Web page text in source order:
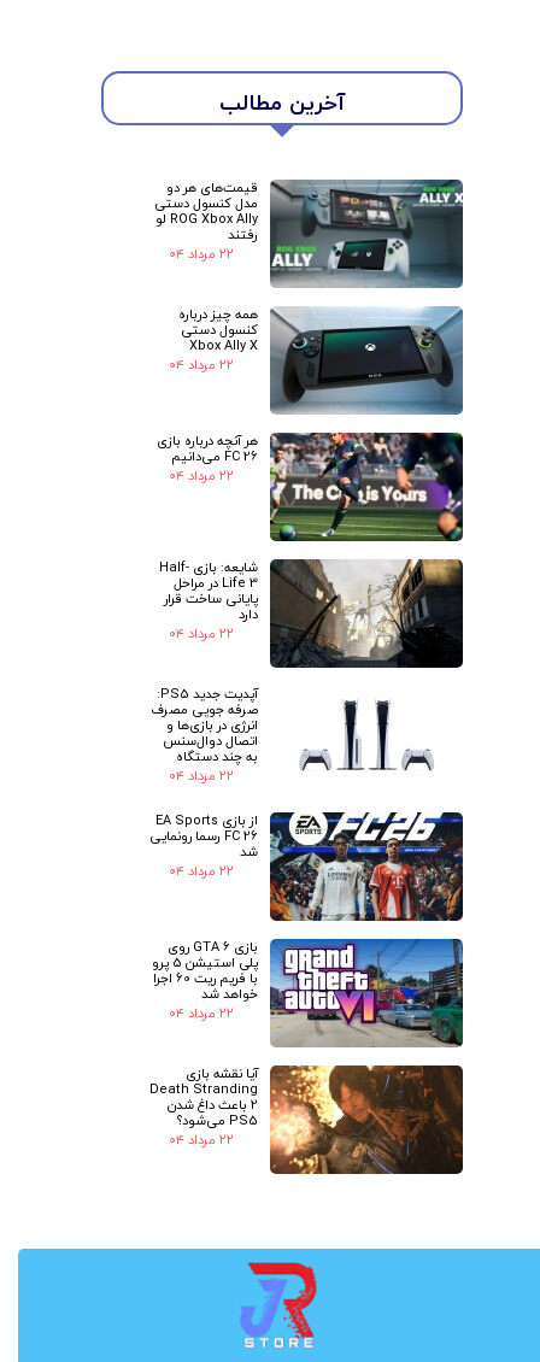
★ آخرین مطالب
قیمت‌های هر دو
مدل کنسول دستی
ROG Xbox Ally لو
رفتند
۲۲ مرداد ۰۴
همه چیز درباره
کنسول دستی
Xbox Ally X
۲۲ مرداد ۰۴
هر آنچه درباره بازی
FC 26 می‌دانیم
۲۲ مرداد ۰۴
شایعه: بازی Half-
Life 3 در مراحل
پایانی ساخت قرار
دارد
۲۲ مرداد ۰۴
آپدیت جدید PS5:
صرفه جویی مصرف
انرژی در بازی‌ها و
اتصال دوال‌سنس
به چند دستگاه
۲۲ مرداد ۰۴
از بازی EA Sports
FC 26 رسما رونمایی
شد
۲۲ مرداد ۰۴
بازی GTA 6 روی
پلی استیشن 5 پرو
با فریم ریت 60 اجرا
خواهد شد
۲۲ مرداد ۰۴
آیا نقشه بازی
Death Stranding
2 باعث داغ شدن
PS5 می‌شود؟
۲۲ مرداد ۰۴